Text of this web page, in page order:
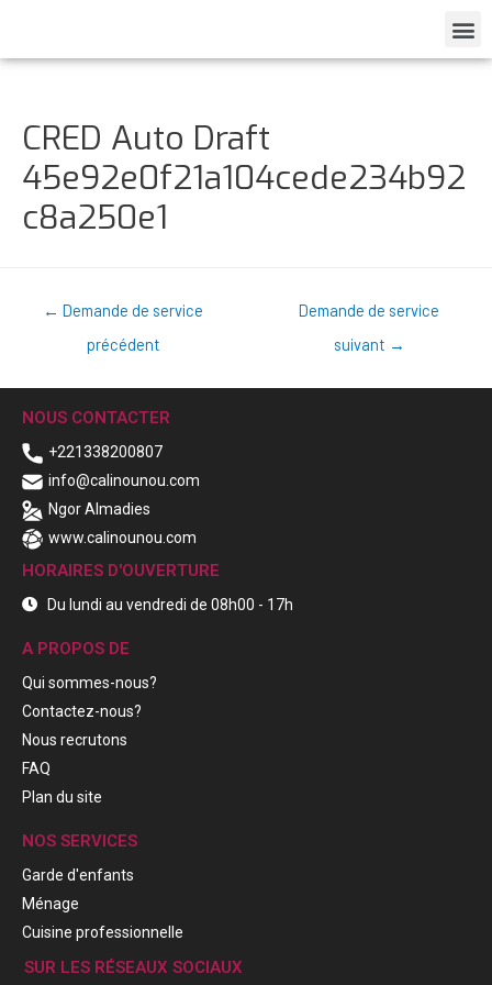
CRED Auto Draft
45e92e0f21a104cede234b92
c8a250e1
← Demande de service
précédent
Demande de service
suivant →
NOUS CONTACTER
+221338200807
info@calinounou.com
Ngor Almadies
www.calinounou.com
HORAIRES D'OUVERTURE
Du lundi au vendredi de 08h00 - 17h
A PROPOS DE
Qui sommes-nous?
Contactez-nous?
Nous recrutons
FAQ
Plan du site
NOS SERVICES
Garde d'enfants
Ménage
Cuisine professionnelle
SUR LES RÉSEAUX SOCIAUX